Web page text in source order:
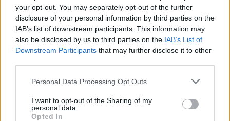
your opt-out. You may separately opt-out of the further
disclosure of your personal information by third parties on the
IAB’s list of downstream participants. This information may
also be disclosed by us to third parties on the IAB’s List of
Downstream Participants that may further disclose it to other
Personal Data Processing Opt Outs
I want to opt-out of the Sharing of my
personal data.
Opted In
3,4-es erősségű földrengés volt
csütörtök délután